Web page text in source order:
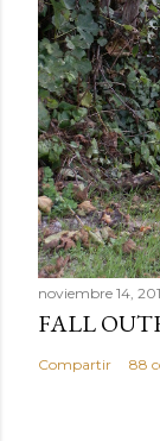
noviembre 14,
FALL
Compartir 88